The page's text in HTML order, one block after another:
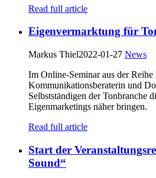
Read full article
Eigenvermarktung für
Markus Thiel2022-01-27 News
Im Online-Seminar aus der
Kommunikationsberaterin und
Selbstständigen der Tonbranche
Eigenmarketings näher bringen.
Read full article
Start der
Sound“